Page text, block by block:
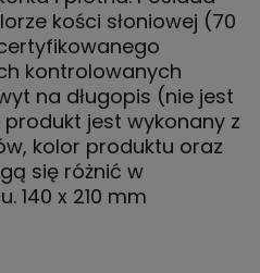
kości słoniowej (70
kontrolowanych
na długopis (nie jest
produkt jest wykonany z
kolor produktu oraz
się różnić w
140 x 210 mm